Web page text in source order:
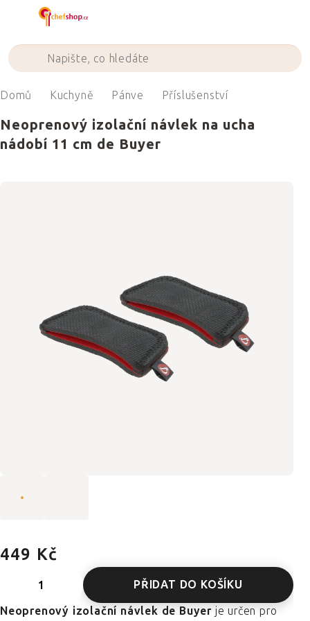
Domů Kuchyně Pánve Příslušenství
Neoprenový izolační návlek na ucha
nádobí 11 cm de Buyer
449 Kč
PŘIDAT DO KOŠÍKU
Neoprenový izolační návlek de Buyer je určen pro